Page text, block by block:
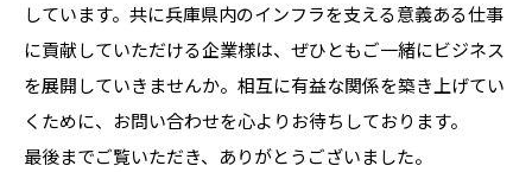
しています。共に兵庫県内のインフラを支える意義ある仕事
に貢献していただける企業様は、ぜひともご一緒にビジネス
を展開していきませんか。相互に有益な関係を築き上げてい
くために、お問い合わせを心よりお待ちしております。
最後までご覧いただき、ありがとうございました。